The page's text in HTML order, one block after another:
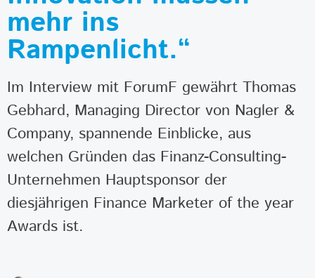
mehr ins
Rampenlicht.“
Im Interview mit ForumF gewährt Thomas
Gebhard, Managing Director von Nagler &
Company, spannende Einblicke, aus
welchen Gründen das Finanz-Consulting-
Unternehmen Hauptsponsor der
diesjährigen Finance Marketer of the year
Awards ist.